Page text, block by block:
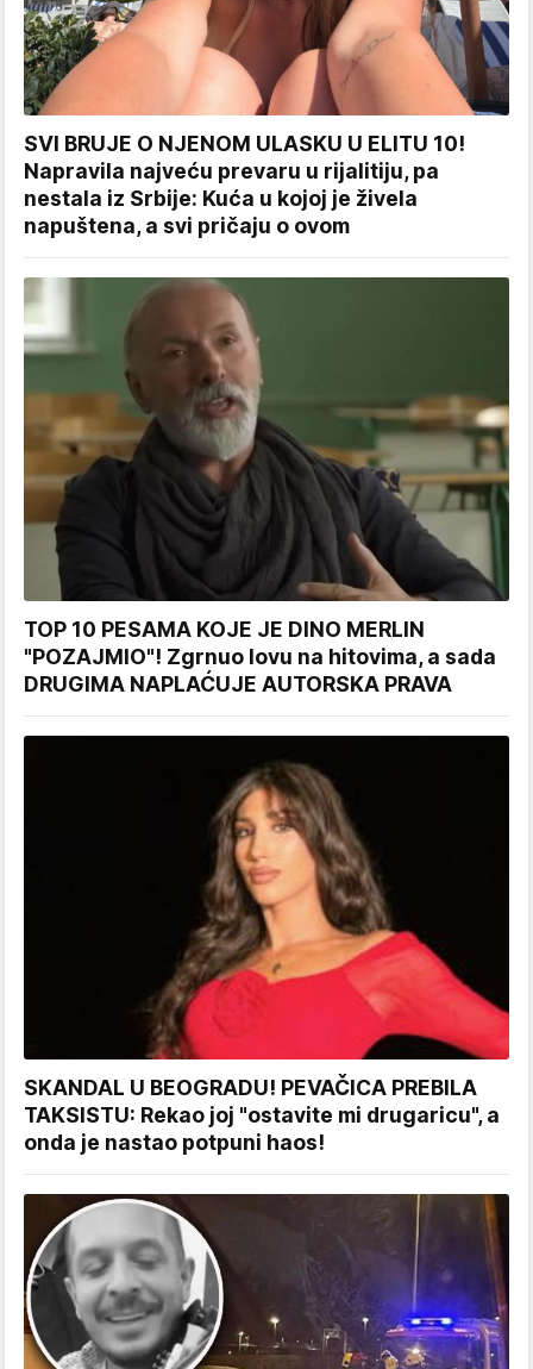
SVI BRUJE O NJENOM ULASKU U ELITU 10!
Napravila najveću prevaru u rijalitiju, pa
nestala iz Srbije: Kuća u kojoj je živela
napuštena, a svi pričaju o ovom
TOP 10 PESAMA KOJE JE DINO MERLIN
"POZAJMIO"! Zgrnuo lovu na hitovima, a sada
DRUGIMA NAPLAĆUJE AUTORSKA PRAVA
SKANDAL U BEOGRADU! PEVAČICA PREBILA
TAKSISTU: Rekao joj "ostavite mi drugaricu", a
onda je nastao potpuni haos!